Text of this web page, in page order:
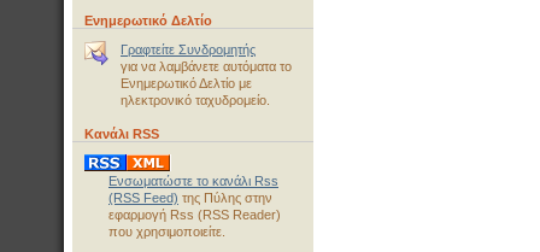
Ενημερωτικό Δελτίο
Γραφτείτε Συνδρομητής
για να λαμβάνετε αυτόματα το
Ενημερωτικό Δελτίο με
ηλεκτρονικό ταχυδρομείο.
Κανάλι RSS
Ενσωματώστε το κανάλι Rss
(RSS Feed) της Πύλης στην
εφαρμογή Rss (RSS Reader)
που χρησιμοποιείτε.